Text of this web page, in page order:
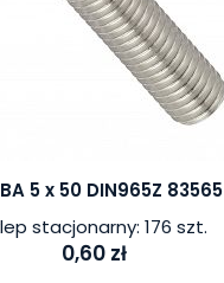
5 x 50 DIN965Z 83565
stacjonarny: 176 szt.
0,60 zł